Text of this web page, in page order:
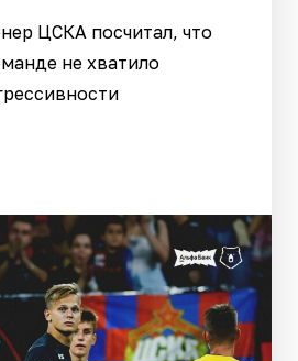
ЦСКА посчитал, что
не хватило